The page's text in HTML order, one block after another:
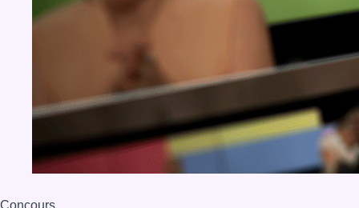
Concours